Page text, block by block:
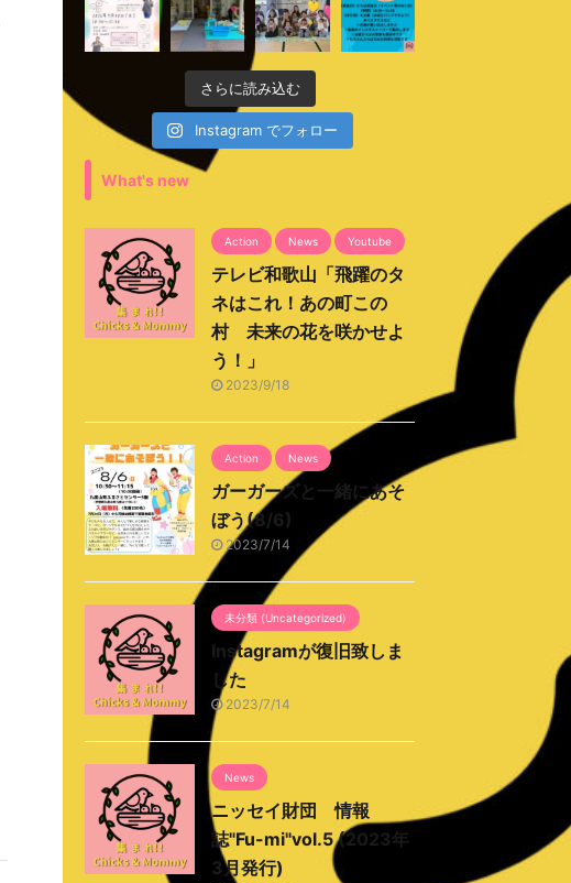
さらに読み込む
Instagram でフォロー
What's new
Action News Youtube
テレビ和歌山「飛躍のタ
ネはこれ！あの町この
村 未来の花を咲かせよ
う！」
2023/9/18
Action News
ガーガーズと一緒にあそ
ぼう(8/6)
2023/7/14
未分類 (Uncategorized)
Instagramが復旧致しま
した
2023/7/14
News
ニッセイ財団 情報
誌"Fu-mi"vol.5 (2023年
3月発行)